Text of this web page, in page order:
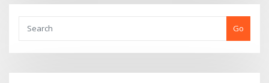
Go